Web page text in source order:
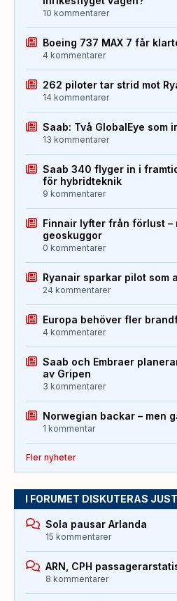
10 kommentarer
Boeing 737 MAX 7 får
4 kommentarer
262 piloter tar strid mot
14 kommentarer
Saab: Två GlobalEye som
13 kommentarer
Saab 340 flyger in i
för hybridteknik
9 kommentarer
Finnair lyfter från förlust –
geoskuggor
0 kommentarer
Ryanair sparkar pilot som
24 kommentarer
Europa behöver fler
4 kommentarer
Saab och Embraer
av Gripen
3 kommentarer
Norwegian backar – men
1 kommentar
Fler nyheter
I FORUMET DISKUTERAS
Sola pausar Arlanda
15 kommentarer
ARN, CPH
8 kommentarer